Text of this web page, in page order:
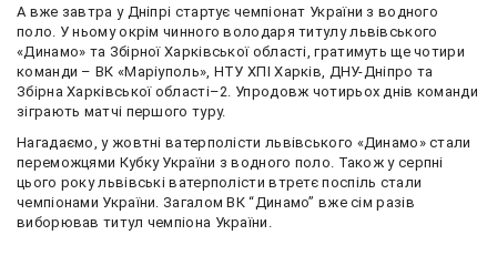
А вже завтра у Дніпрі стартує чемпіонат України з водного
поло. У ньому окрім чинного володаря титулу львівського
«Динамо» та Збірної Харківської області, гратимуть ще чотири
команди – ВК «Маріуполь», НТУ ХПІ Харків, ДНУ-Дніпро та
Збірна Харківської області–2. Упродовж чотирьох днів команди
зіграють матчі першого туру.
Нагадаємо, у жовтні ватерполісти львівського «Динамо» стали
переможцями Кубку України з водного поло. Також у серпні
цього року львівські ватерполісти втретє поспіль стали
чемпіонами України. Загалом ВК “Динамо” вже сім разів
виборював титул чемпіона України.